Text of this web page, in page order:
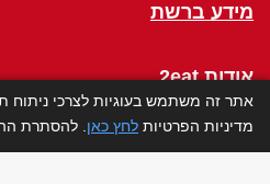
מידע ברשת
אודות 2eat
Table
אתר זה משתמש בעוגיות לצרכי ניתוח
מדיניות הפרטיות לחץ כאן . להסתרת